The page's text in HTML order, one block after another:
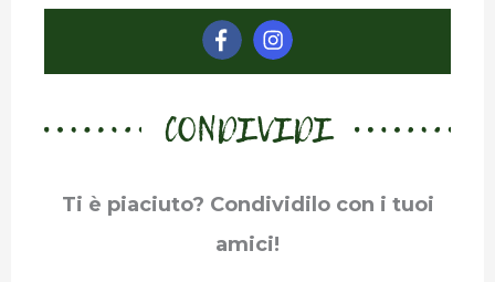
CONDIVIDI
Ti è piaciuto? Condividilo con i tuoi
amici!